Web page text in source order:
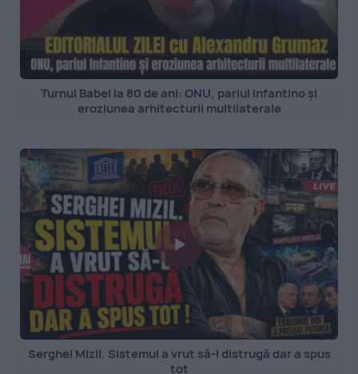
Turnul Babel la 80 de ani: ONU, pariul Infantino și
eroziunea arhitecturii multilaterale
Serghei Mizil. Sistemul a vrut să-l distrugă dar a spus
tot